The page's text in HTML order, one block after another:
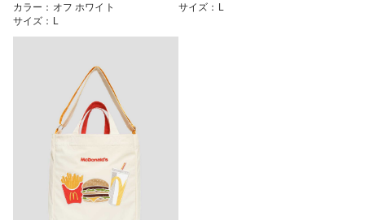
カラー：オフ ホワイト
サイズ：L
サイズ：L